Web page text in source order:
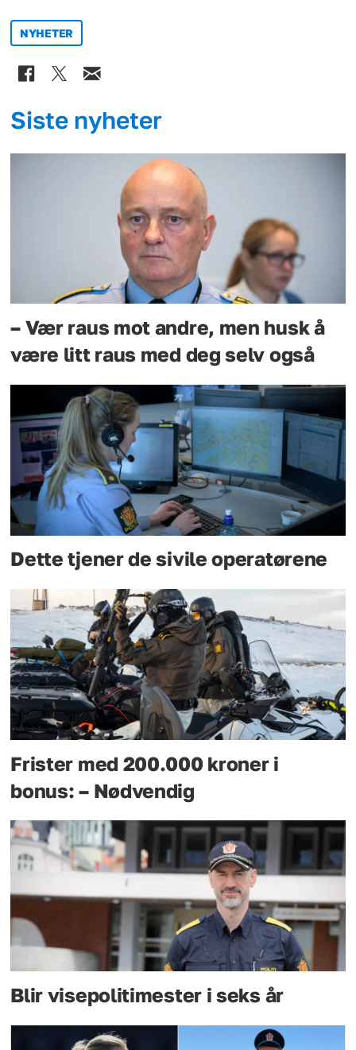
NYHETER
Siste nyheter
– Vær raus mot andre, men husk å
være litt raus med deg selv også
Dette tjener de sivile operatørene
Frister med 200.000 kroner i
bonus: – Nødvendig
Blir visepolitimester i seks år